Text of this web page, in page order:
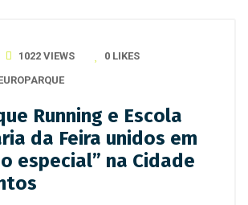
1022 VIEWS 0 LIKES
Running e Escola
da Feira unidos em
especial” na Cidade